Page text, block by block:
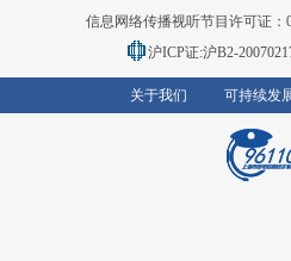
信息网络传播视听节目许可证：
沪ICP证:沪B2-
关于我们 可持续发